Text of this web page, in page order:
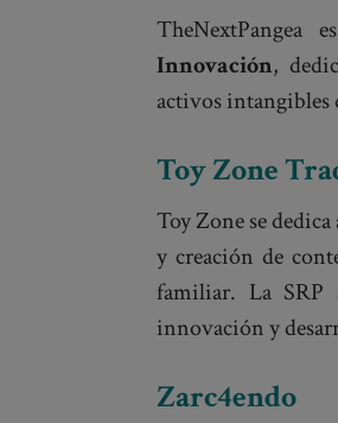
TheNextPangea
Innovación,
activos intangibles
Toy Zone
Toy Zone se
y creación de
familiar. La SRP
innovación y
Zarc4endo